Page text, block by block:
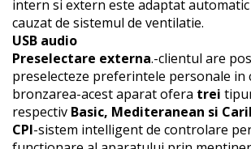
intern si extern este adaptat
cauzat de sistemul de ventilatie.
USB audio
Preselectare externa.-clientul are
preselecteze preferintele personale in
bronzarea-acest aparat ofera trei
respectiv Basic, Mediteranean si
CPI-sistem intelligent de controlare